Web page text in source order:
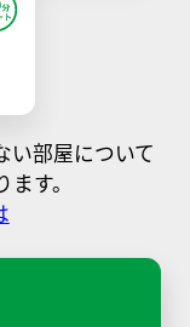
い部屋について
す。